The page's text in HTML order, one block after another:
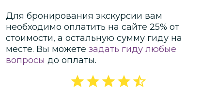
Для бронирования экскурсии вам
необходимо оплатить на сайте 25% от
стоимости, а остальную сумму гиду на
месте. Вы можете задать гиду любые
вопросы до оплаты.